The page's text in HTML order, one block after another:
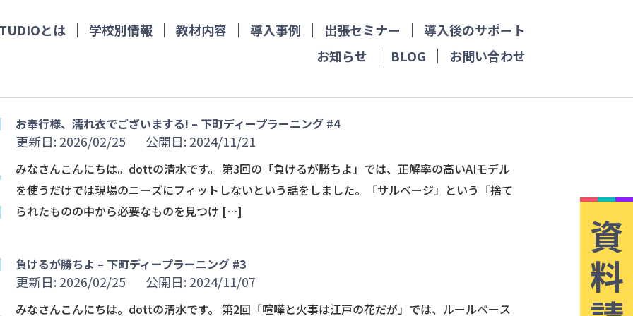
とは 学校別情報 教材内容 導入事例 出張セミナー
導入後のサポート
お知らせ
BLOG お問い合わせ
資
料
お奉行様、濡れ衣でございまする! – 下町ディープラーニング #4
更新日: 2026/02/25 公開日: 2024/11/21
みなさんこんにちは。dottの清水です。 第3回の「負けるが勝ちよ」では、正解率の高いAIモデル
を使うだけでは現場のニーズにフィットしないという話をしました。「サルベージ」という「捨て
られたものの中から必要なものを見つけ […]
負けるが勝ちよ – 下町ディープラーニング #3
更新日: 2026/02/25 公開日: 2024/11/07
みなさんこんにちは。dottの清水です。 第2回「喧嘩と火事は江戸の花だが」では、ルールベース